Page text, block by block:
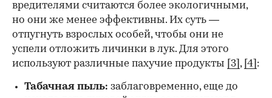
вредителями считаются более экологичными,
но они же менее эффективны. Их суть —
отпугнуть взрослых особей, чтобы они не
успели отложить личинки в лук. Для этого
используют различные пахучие продукты
[3] , [4] :
Табачная пыль: заблаговременно, еще до